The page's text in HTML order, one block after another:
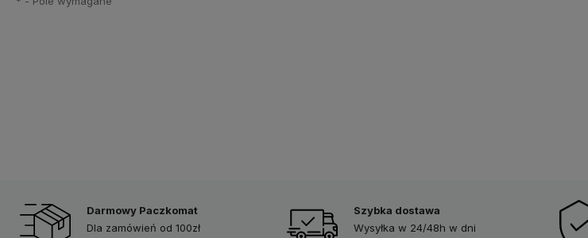
Darmowy Paczkomat
Dla zamówień od 100zł
Szybka dostawa
Wysyłka w 24/48h w dni